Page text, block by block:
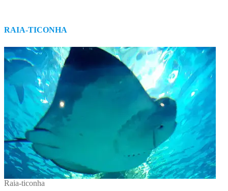
RAIA-TICONHA
Raia-ticonha